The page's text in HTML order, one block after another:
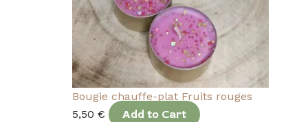
Bougie chauffe-plat Fruits rouges
5,50 € Add to Cart